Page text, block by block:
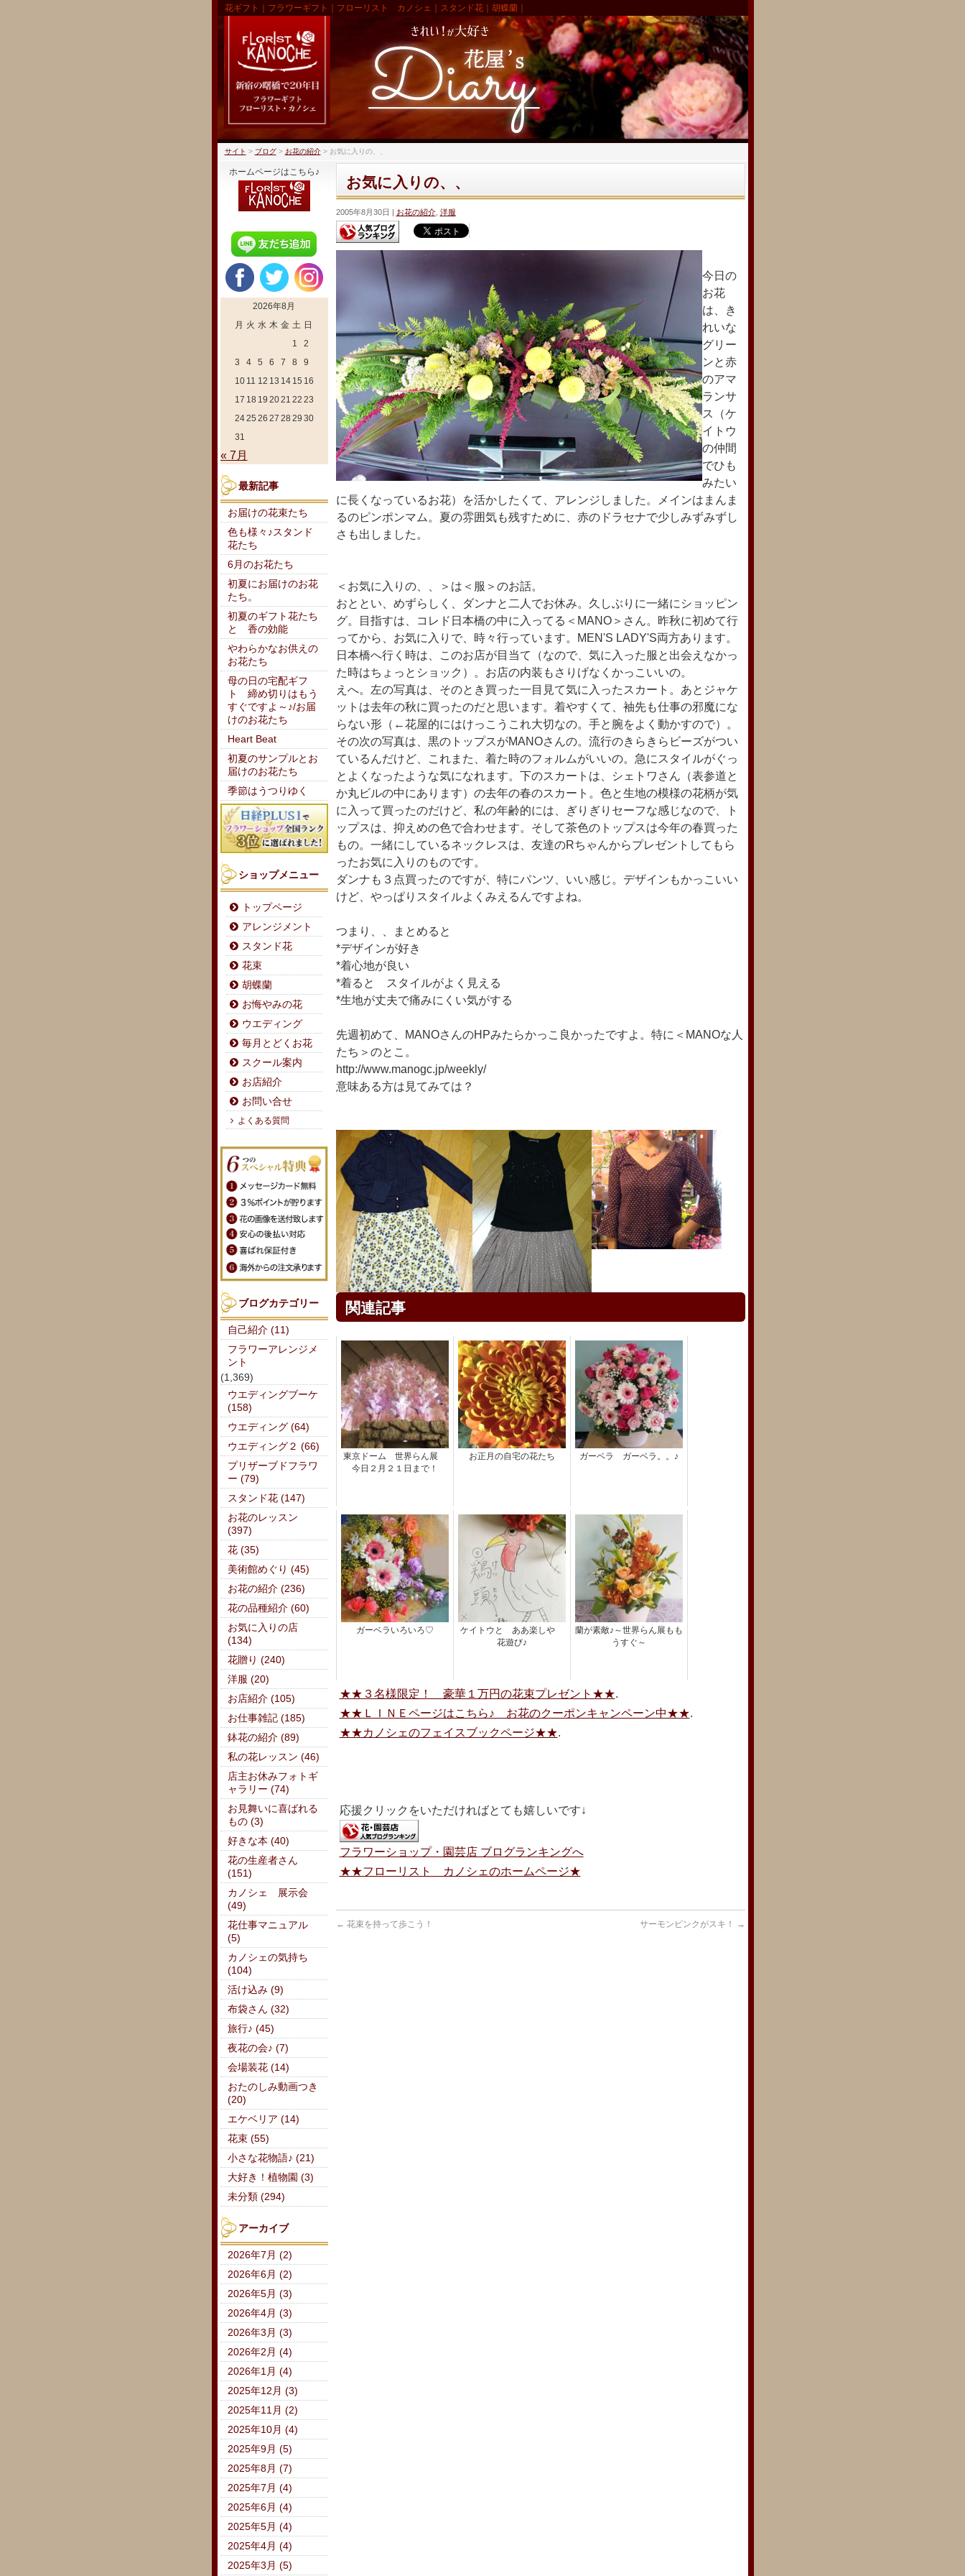
花ギフト｜フラワーギフト｜フローリスト カノシェ｜スタンド花｜胡蝶蘭｜
サイト > ブログ> お花の紹介> お気に入りの、、
お気に入りの、、
2005年8月30日 お花の紹介, 洋服
今日の
お花
は、き
れいな
グリー
ンと赤
のアマ
ランサ
ス（ケ
イトウ
の仲間
でひも
みたい
に長くなっているお花）を活かしたくて、アレンジしました。メインはまんま
るのピンポンマム。夏の雰囲気も残すために、赤のドラセナで少しみずみずし
さも出しました。
＜お気に入りの、、＞は＜服＞のお話。
おととい、めずらしく、ダンナと二人でお休み。久しぶりに一緒にショッピン
グ。目指すは、コレド日本橋の中に入ってる＜MANO＞さん。昨秋に初めて行
ってから、お気に入りで、時々行っています。MEN'S LADY'S両方あります。
日本橋へ行く時は、このお店が目当て（なので、気に入った服と出会えなかっ
た時はちょっとショック）。お店の内装もさりげなくかっこいいの。
えへ。左の写真は、そのとき買った一目見て気に入ったスカート。あとジャケ
ットは去年の秋に買ったのだと思います。着やすくて、袖先も仕事の邪魔にな
らない形（←花屋的にはけっこうこれ大切なの。手と腕をよく動かすので）。
その次の写真は、黒のトップスがMANOさんの。流行のきらきらビーズがつい
ているんだけど、これまた、着た時のフォルムがいいの。急にスタイルがぐっ
とよくなったような気になれます。下のスカートは、シェトワさん（表参道と
か丸ビルの中にあります）の去年の春のスカート。色と生地の模様の花柄が気
に入って買ったのだけど、私の年齢的には、ぎりぎりセーフな感じなので、ト
ップスは、抑えめの色で合わせます。そして茶色のトップスは今年の春買った
もの。一緒にしているネックレスは、友達のRちゃんからプレゼントしてもら
ったお気に入りのものです。
ダンナも３点買ったのですが、特にパンツ、いい感じ。デザインもかっこいい
けど、やっぱりスタイルよくみえるんですよね。
つまり、、まとめると
*デザインが好き
*着心地が良い
*着ると スタイルがよく見える
*生地が丈夫で痛みにくい気がする
先週初めて、MANOさんのHPみたらかっこ良かったですよ。特に＜MANOな人
たち＞のとこ。
http://www.manogc.jp/weekly/
意味ある方は見てみては？
関連記事
東京ドーム 世界らん展
今日２月２１日まで！
お正月の自宅の花たち ガーベラ ガーベラ。。♪
ガーベラいろいろ♡
ケイトウと ああ楽しや
花遊び♪
蘭が素敵♪～世界らん展もも
うすぐ～
★★３名様限定！ 豪華１万円の花束プレゼント★★.
★★ＬＩＮＥページはこちら♪ お花のクーポンキャンペーン中★★.
★★カノシェのフェイスブックページ★★.
応援クリックをいただければとても嬉しいです↓
フラワーショップ・園芸店 ブログランキングへ
★★フローリスト カノシェのホームページ★
← 花束を持って歩こう！ サーモンピンクがスキ！ →
ホームページはこちら♪
2026年8月
月 火 水 木 金 土 日
1
2
3
4 5 6 7 8
9
10 11 12 13 14 15 16
17 18 19 2021 22 23
2425 26 27 28 29 30
31
« 7月
最新記事
お届けの花束たち
色も様々♪スタンド
花たち
6月のお花たち
初夏にお届けのお花
たち。
初夏のギフト花たち
と 香の効能
やわらかなお供えの
お花たち
母の日の宅配ギフ
ト 締め切りはもう
すぐですよ～♪/お届
けのお花たち
Heart Beat
初夏のサンプルとお
届けのお花たち
季節はうつりゆく
ショップメニュー
トップページ
アレンジメント
スタンド花
花束
胡蝶蘭
お悔やみの花
ウエディング
毎月とどくお花
スクール案内
お店紹介
お問い合せ
よくある質問
ブログカテゴリー
自己紹介 (11)
フラワーアレンジメ
ント
(1,369)
ウエディングブーケ
(158)
ウエディング (64)
ウエディング２ (66)
プリザーブドフラワ
ー (79)
スタンド花 (147)
お花のレッスン
(397)
花 (35)
美術館めぐり (45)
お花の紹介 (236)
花の品種紹介 (60)
お気に入りの店
(134)
花贈り (240)
洋服 (20)
お店紹介 (105)
お仕事雑記 (185)
鉢花の紹介 (89)
私の花レッスン (46)
店主お休みフォトギ
ャラリー (74)
お見舞いに喜ばれる
もの (3)
好きな本 (40)
花の生産者さん
(151)
カノシェ 展示会
(49)
花仕事マニュアル
(5)
カノシェの気持ち
(104)
活け込み (9)
布袋さん (32)
旅行♪ (45)
夜花の会♪ (7)
会場装花 (14)
おたのしみ動画つき
(20)
エケベリア (14)
花束 (55)
小さな花物語♪ (21)
大好き！植物園 (3)
未分類 (294)
アーカイブ
2026年7月 (2)
2026年6月 (2)
2026年5月 (3)
2026年4月 (3)
2026年3月 (3)
2026年2月 (4)
2026年1月 (4)
2025年12月 (3)
2025年11月 (2)
2025年10月 (4)
2025年9月 (5)
2025年8月 (7)
2025年7月 (4)
2025年6月 (4)
2025年5月 (4)
2025年4月 (4)
2025年3月 (5)